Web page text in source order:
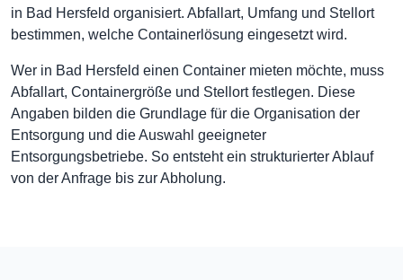
in Bad Hersfeld organisiert. Abfallart, Umfang und Stellort
bestimmen, welche Containerlösung eingesetzt wird.
Wer in Bad Hersfeld einen Container mieten möchte, muss
Abfallart, Containergröße und Stellort festlegen. Diese
Angaben bilden die Grundlage für die Organisation der
Entsorgung und die Auswahl geeigneter
Entsorgungsbetriebe. So entsteht ein strukturierter Ablauf
von der Anfrage bis zur Abholung.